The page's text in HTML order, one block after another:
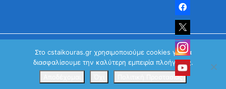
© Χρήστος Σταϊκούρας | All Rights Reserved 2026
Κανονισμός Προστασίας Προσωπικών Δεδομένων
Στο cstaikouras.gr χρησιμοποιούμε cookies για να
διασφαλίσουμε την καλύτερη εμπειρία πλοήγησης.
Πολιτική Προστασίας